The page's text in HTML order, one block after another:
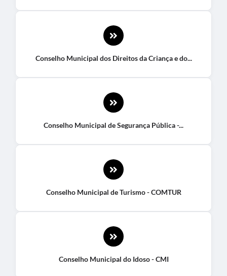
Conselho Municipal dos Direitos da Criança e do...
Conselho Municipal de Segurança Pública -...
Conselho Municipal de Turismo - COMTUR
Conselho Municipal do Idoso - CMI